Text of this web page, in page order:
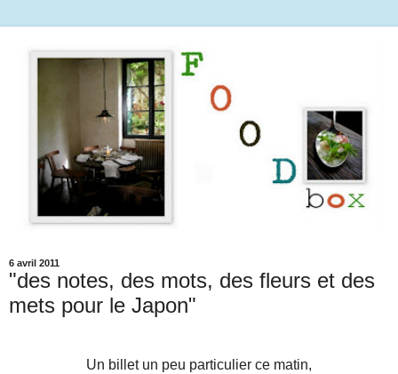
6 avril 2011
"des notes, des mots, des fleurs et des
mets pour le Japon"
Un billet un peu particulier ce matin,